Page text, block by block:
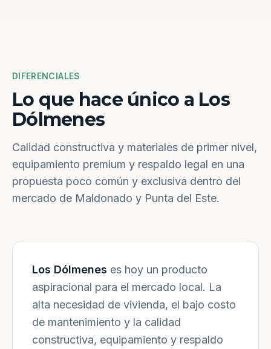
DIFERENCIALES
Lo que hace único a Los
Dólmenes
Calidad constructiva y materiales de primer nivel,
equipamiento premium y respaldo legal en una
propuesta poco común y exclusiva dentro del
mercado de Maldonado y Punta del Este.
Los Dólmenes es hoy un producto
aspiracional para el mercado local. La
alta necesidad de vivienda, el bajo costo
de mantenimiento y la calidad
constructiva, equipamiento y respaldo